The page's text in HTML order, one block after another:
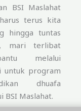
BSI Maslahat
terus kita
hingga tuntas
mari terlibat
melalui
untuk program
dhuafa
BSI Maslahat.